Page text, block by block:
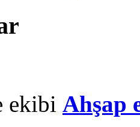
ekibi Ahşap